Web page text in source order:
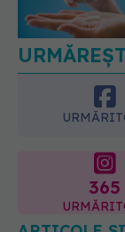
365
ARTICOLE